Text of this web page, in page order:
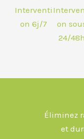
Interventi
on 6j/7
on
24/48h
Éliminez
et